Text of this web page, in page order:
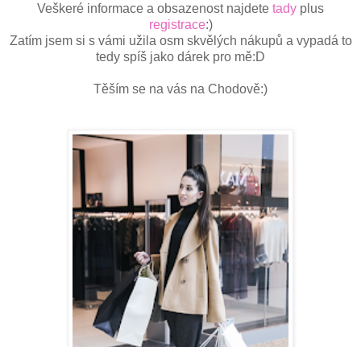
Veškeré informace a obsazenost najdete tady plus
registrace:)
Zatím jsem si s vámi užila osm skvělých nákupů a vypadá to
tedy spíš jako dárek pro mě:D
Těším se na vás na Chodově:)